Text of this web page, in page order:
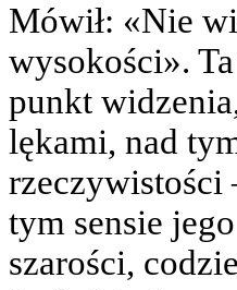
Mówił: «Nie
wysokości».
punkt
lękami, nad
rzeczywistości
tym sensie
szarości,